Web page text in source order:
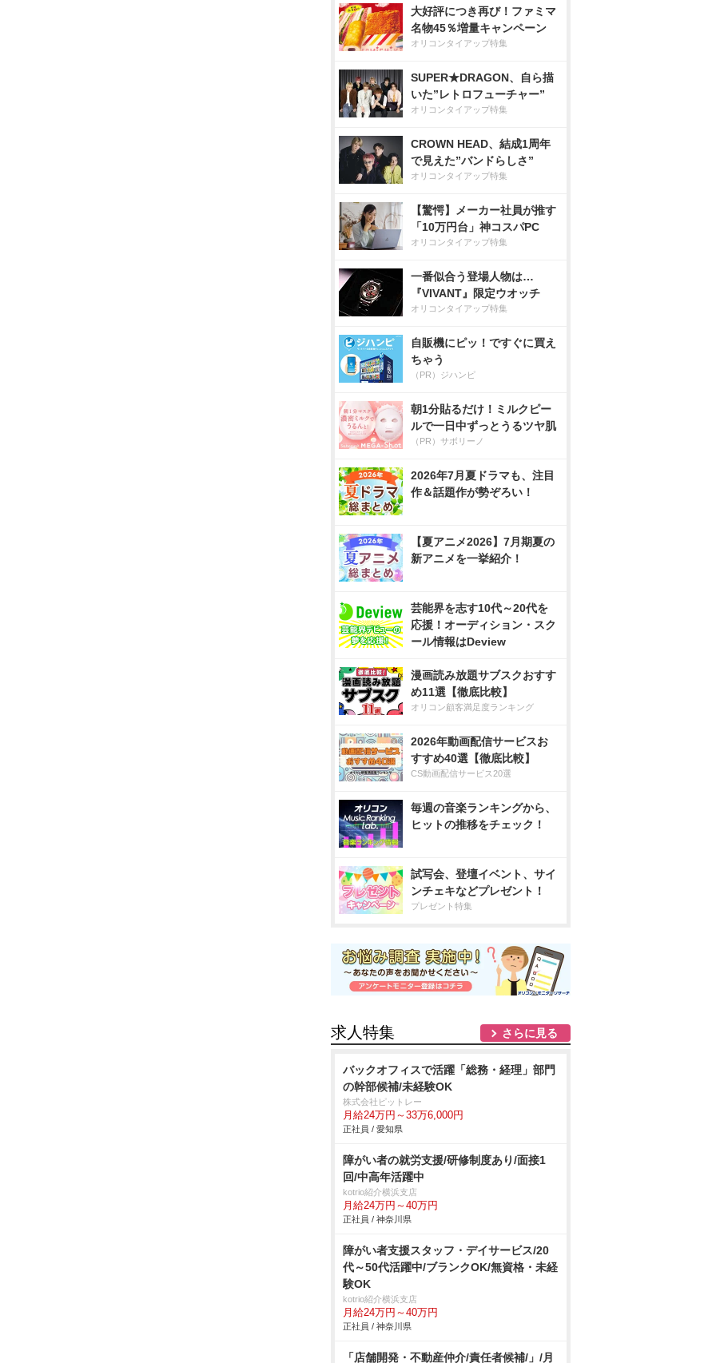
大好評につき再び！ファミマ
名物45％増量キャンペーン
オリコンタイアップ特集
SUPER★DRAGON、自ら描
いた”レトロフューチャー”
オリコンタイアップ特集
CROWN HEAD、結成1周年
で見えた”バンドらしさ”
オリコンタイアップ特集
【驚愕】メーカー社員が推す
「10万円台」神コスパPC
オリコンタイアップ特集
一番似合う登場人物は…
『VIVANT』限定ウオッチ
オリコンタイアップ特集
自販機にピッ！ですぐに買え
ちゃう
（PR）ジハンピ
朝1分貼るだけ！ミルクピー
ルで一日中ずっとうるツヤ肌
（PR）サボリーノ
2026年7月夏ドラマも、注目
作＆話題作が勢ぞろい！
【夏アニメ2026】7月期夏の
新アニメを一挙紹介！
芸能界を志す10代～20代を
応援！オーディション・スク
ール情報はDeview
漫画読み放題サブスクおすす
め11選【徹底比較】
オリコン顧客満足度ランキング
2026年動画配信サービスお
すすめ40選【徹底比較】
CS動画配信サービス20選
毎週の音楽ランキングから、
ヒットの推移をチェック！
試写会、登壇イベント、サイ
ンチェキなどプレゼント！
プレゼント特集
求人特集 さらに見る
バックオフィスで活躍「総務・経理」部門
の幹部候補/未経験OK
株式会社ピットレー
月給24万円～33万6,000円
正社員 / 愛知県
障がい者の就労支援/研修制度あり/面接1
回/中高年活躍中
kotrio紹介横浜支店
月給24万円～40万円
正社員 / 神奈川県
障がい者支援スタッフ・デイサービス/20
代～50代活躍中/ブランクOK/無資格・未経
験OK
kotrio紹介横浜支店
月給24万円～40万円
正社員 / 神奈川県
「店舗開発・不動産仲介/責任者候補/」/月